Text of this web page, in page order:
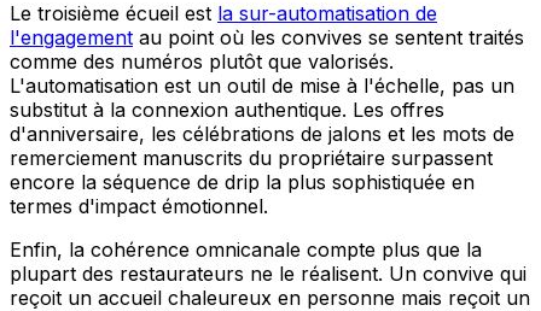
Le troisième écueil est la sur-automatisation de
l'engagement au point où les convives se sentent traités
comme des numéros plutôt que valorisés.
L'automatisation est un outil de mise à l'échelle, pas un
substitut à la connexion authentique. Les offres
d'anniversaire, les célébrations de jalons et les mots de
remerciement manuscrits du propriétaire surpassent
encore la séquence de drip la plus sophistiquée en
termes d'impact émotionnel.
Enfin, la cohérence omnicanale compte plus que la
plupart des restaurateurs ne le réalisent. Un convive qui
reçoit un accueil chaleureux en personne mais reçoit un